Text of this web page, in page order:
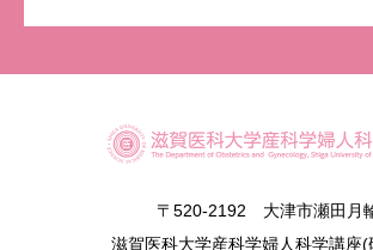
〒520-2192 大津市瀬田月
滋賀医科大学産科学婦人科学講座(